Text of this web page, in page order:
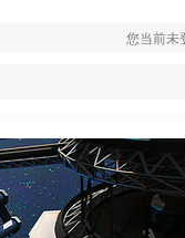
您当前未